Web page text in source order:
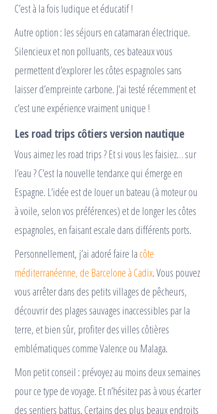
C’est à la fois ludique et éducatif !
Autre option : les séjours en catamaran électrique.
Silencieux et non polluants, ces bateaux vous
permettent d’explorer les côtes espagnoles sans
laisser d’empreinte carbone. J’ai testé récemment et
c’est une expérience vraiment unique !
Les road trips côtiers version nautique
Vous aimez les road trips ? Et si vous les faisiez… sur
l’eau ? C’est la nouvelle tendance qui émerge en
Espagne. L’idée est de louer un bateau (à moteur ou
à voile, selon vos préférences) et de longer les côtes
espagnoles, en faisant escale dans différents ports.
Personnellement, j’ai adoré faire lacôte
méditerranéenne, de Barcelone à Cadix. Vous pouvez
vous arrêter dans des petits villages de pêcheurs,
découvrir des plages sauvages inaccessibles par la
terre, et bien sûr, profiter des villes côtières
emblématiques comme Valence ou Malaga.
Mon petit conseil : prévoyez au moins deux semaines
pour ce type de voyage. Et n’hésitez pas à vous écarter
des sentiers battus. Certains des plus beaux endroits